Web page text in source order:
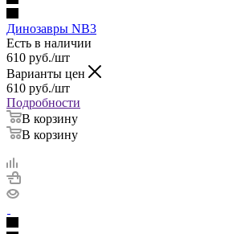
Динозавры NB3
Есть в наличии
610 руб./шт
Варианты цен
610 руб./шт
Подробности
В корзину
В корзину